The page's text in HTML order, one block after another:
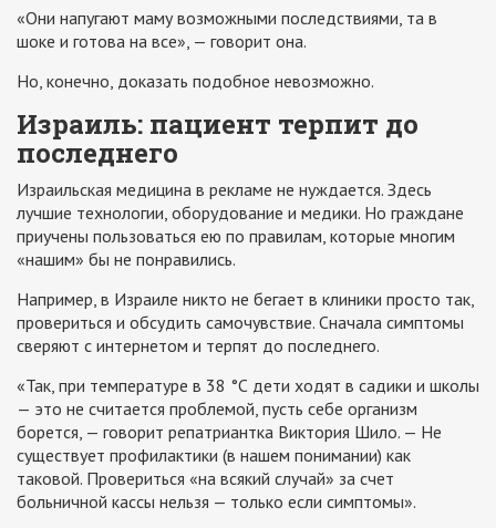
«Они напугают маму возможными последствиями, та в
шоке и готова на все», — говорит она.
Но, конечно, доказать подобное невозможно.
Израиль: пациент терпит до
последнего
Израильская медицина в рекламе не нуждается. Здесь
лучшие технологии, оборудование и медики. Но граждане
приучены пользоваться ею по правилам, которые многим
«нашим» бы не понравились.
Например, в Израиле никто не бегает в клиники просто так,
провериться и обсудить самочувствие. Сначала симптомы
сверяют с интернетом и терпят до последнего.
«Так, при температуре в 38 °С дети ходят в садики и школы
— это не считается проблемой, пусть себе организм
борется, — говорит репатриантка Виктория Шило. — Не
существует профилактики (в нашем понимании) как
таковой. Провериться «на всякий случай» за счет
больничной кассы нельзя — только если симптомы».